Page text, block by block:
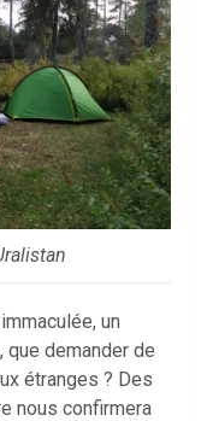
un
que demander de
étranges ? Des
nous confirmera